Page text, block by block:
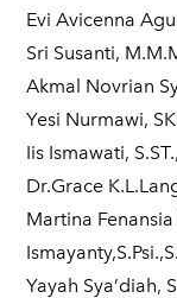
Evi Avicenna
Sri Susanti,
Akmal Novrian
Yesi Nurmawi,
Iis Ismawati,
Dr.Grace
Martina Fenansia
Yayah Sya’diah,